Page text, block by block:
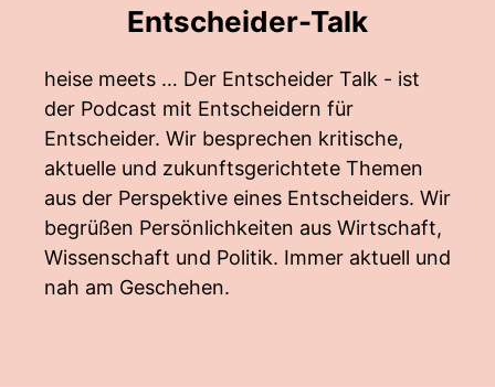
Entscheider-Talk
heise meets … Der Entscheider Talk - ist
der Podcast mit Entscheidern für
Entscheider. Wir besprechen kritische,
aktuelle und zukunftsgerichtete Themen
aus der Perspektive eines Entscheiders. Wir
begrüßen Persönlichkeiten aus Wirtschaft,
Wissenschaft und Politik. Immer aktuell und
nah am Geschehen.